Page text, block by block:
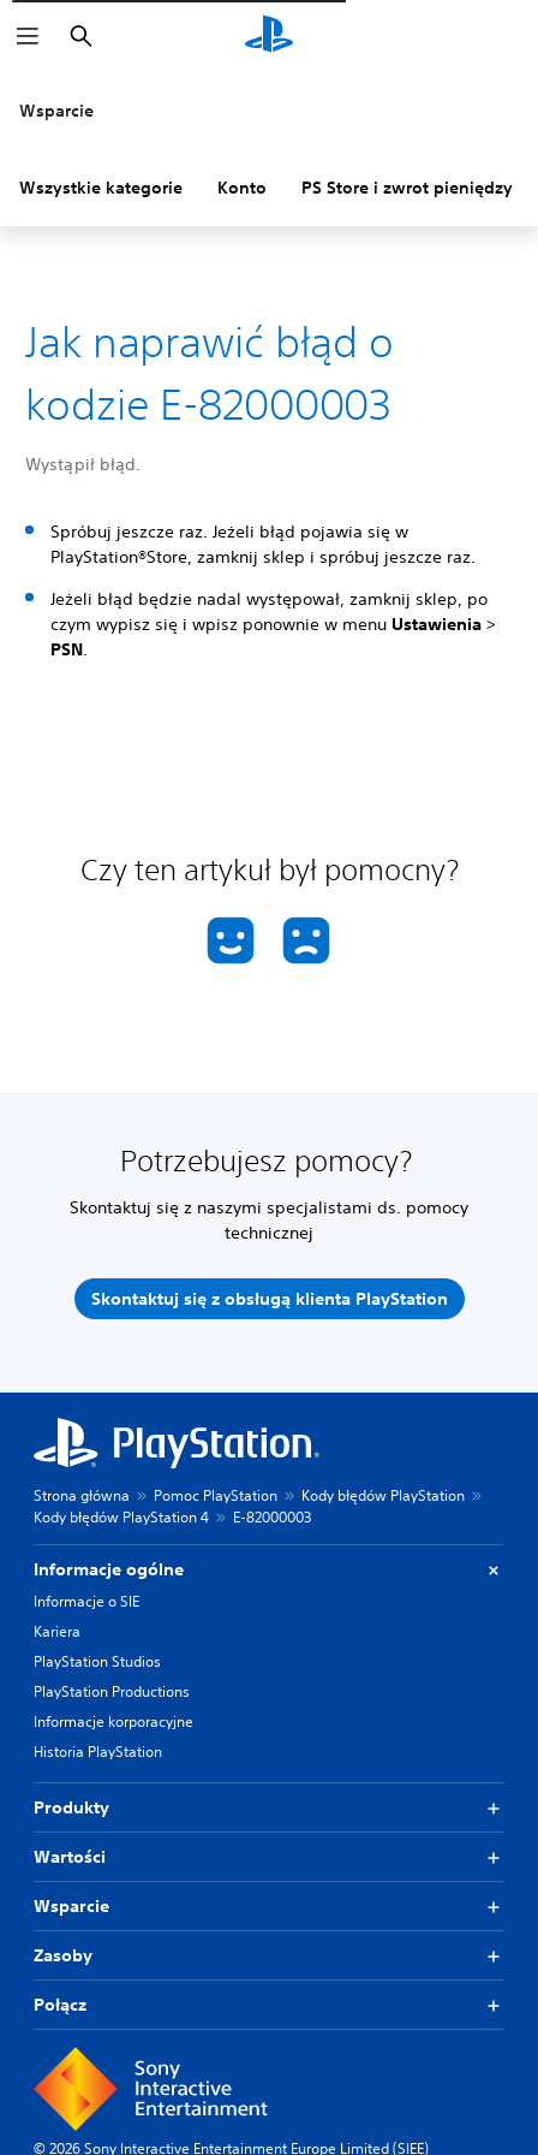
Wyszukaj
Wsparcie
Wszystkie kategorie Konto PS Store i zwrot pieniędzy
Jak naprawić błąd o
kodzie E-82000003
Wystąpił błąd.
Spróbuj jeszcze raz. Jeżeli błąd pojawia się w
PlayStation®Store, zamknij sklep i spróbuj jeszcze raz.
Jeżeli błąd będzie nadal występował, zamknij sklep, po
czym wypisz się i wpisz ponownie w menu Ustawienia >
PSN.
Czy ten artykuł był pomocny?
Potrzebujesz pomocy?
Skontaktuj się z naszymi specjalistami ds. pomocy
technicznej
Skontaktuj się z obsługą klienta PlayStation
Strona główna Pomoc PlayStation
Kody błędów PlayStation
Kody błędów PlayStation 4
E-82000003
Informacje ogólne
Informacje o SIE
Kariera
PlayStation Studios
PlayStation Productions
Informacje korporacyjne
Historia PlayStation
Produkty
Wartości
Wsparcie
Zasoby
Połącz
© 2026 Sony Interactive Entertainment Europe Limited (SIEE)